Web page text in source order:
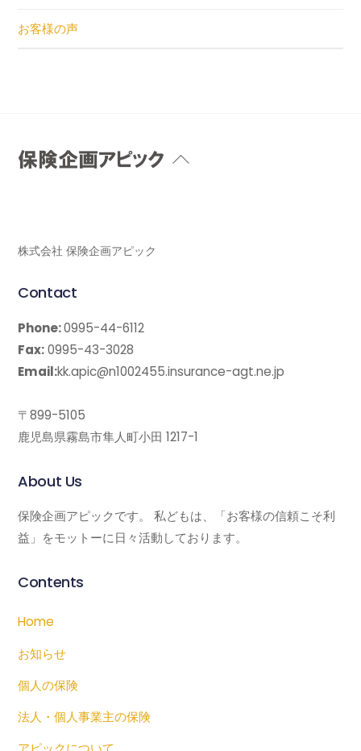
お客様の声
Back
株式会社 保険企画アピック
Contact
Phone:0995-44-6112
Fax:0995-43-3028
Email:kk.apic@n1002455.insurance-agt.ne.jp
〒899-5105
鹿児島県霧島市隼人町小田 1217-1
About Us
保険企画アピックです。 私どもは、「お客様の信頼こそ利
益」をモットーに日々活動しております。
Contents
Home
お知らせ
個人の保険
法人・個人事業主の保険